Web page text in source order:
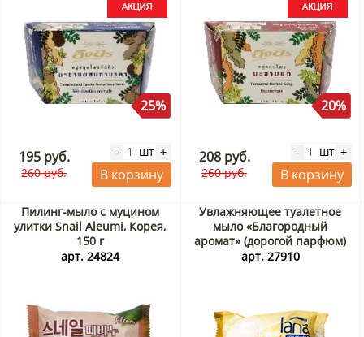
25%
195 руб.
260 руб.
- шт +
В корзину
20%
208 руб.
260 руб.
- шт +
В корзину
Пилинг-мыло с муцином
улитки Snail Aleumi, Корея,
150 г
арт. 24824
Увлажняющее туалетное
мыло «Благородный
аромат» (дорогой парфюм)
Лана/Lana, Китай, 150 г
арт. 27910